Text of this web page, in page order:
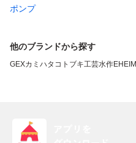
ポンプ
他のブランドから探す
GEXカミハタ コトブキ工芸水作EHEIM